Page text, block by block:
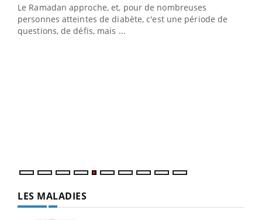
Le Ramadan approche, et, pour de nombreuses
personnes atteintes de diabète, c'est une période de
questions, de défis, mais ...
Un établissement lié à un groupe mutualiste innove en
matière de bilan de santé : l'utilisation d'un « jumeau
LES MALADIES